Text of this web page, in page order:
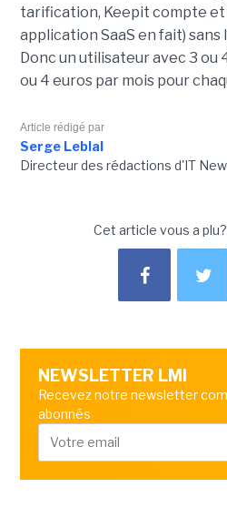
tarification, Keepit compte et
application SaaS en fait) sans
Donc un utilisateur avec 3 ou
ou 4 euros par mois pour
Article rédigé par
Serge Leblal
Directeur des rédactions d'IT
Cet article vous a plu?
NEWSLETTER LMI
Recevez notre newsletter
abonnés